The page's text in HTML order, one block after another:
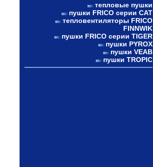
тепловые пушки
пушки FRICO серии CAT
тепловентиляторы FRICO
FINNWIK
пушки FRICO серии TIGER
пушки PYROX
пушки VEAB
пушки TROPIC